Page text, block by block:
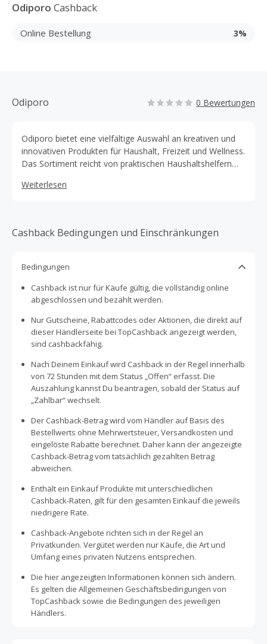
Odiporo Cashback
Online Bestellung 3%
Odiporo 0 Bewertungen
Odiporo bietet eine vielfältige Auswahl an kreativen und
innovativen Produkten für Haushalt, Freizeit und Wellness.
Das Sortiment reicht von praktischen Haushaltshelfern
Gadgets, die den Alltag erleichtern und verschönern.
Weiterlesen
Cashback Bedingungen und Einschränkungen
Bedingungen
Cashback ist nur für Käufe gültig, die vollständig online
abgeschlossen und bezahlt werden.
Nur Gutscheine, Rabattcodes oder Aktionen, die direkt auf
dieser Händlerseite bei TopCashback angezeigt werden,
sind cashbackfähig.
Nach Deinem Einkauf wird Cashback in der Regel innerhalb
von 72 Stunden mit dem Status „Offen“ erfasst. Die
Auszahlung kannst Du beantragen, sobald der Status auf
„Zahlbar“ wechselt.
Der Cashback-Betrag wird vom Händler auf Basis des
Bestellwerts ohne Mehrwertsteuer, Versandkosten und
eingelöste Rabatte berechnet. Daher kann der angezeigte
Cashback-Betrag vom tatsächlich gezahlten Betrag
abweichen.
Enthält ein Einkauf Produkte mit unterschiedlichen
Cashback-Raten, gilt für den gesamten Einkauf die jeweils
niedrigere Rate.
Cashback-Angebote richten sich in der Regel an
Privatkunden. Vergütet werden nur Käufe, die Art und
Umfang eines privaten Nutzens entsprechen.
Die hier angezeigten Informationen können sich ändern.
Es gelten die Allgemeinen Geschäftsbedingungen von
TopCashback sowie die Bedingungen des jeweiligen
Händlers.